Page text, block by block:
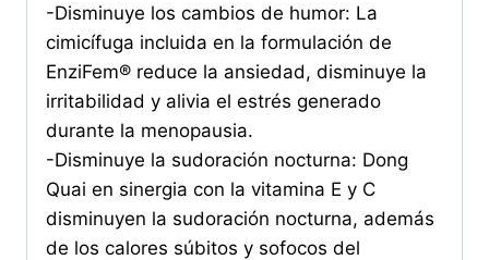
-Disminuye los cambios de humor: La
cimicífuga incluida en la formulación de
EnziFem® reduce la ansiedad, disminuye la
irritabilidad y alivia el estrés generado
durante la menopausia.
-Disminuye la sudoración nocturna: Dong
Quai en sinergia con la vitamina E y C
disminuyen la sudoración nocturna, además
de los calores súbitos y sofocos del